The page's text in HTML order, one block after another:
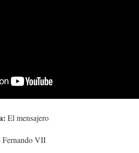
El mensajero
Fernando VII